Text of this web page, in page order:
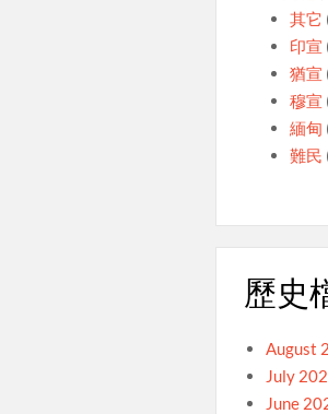
其它
印宣
猶宣
穆宣
緬甸
難民
歷史
August
July
June